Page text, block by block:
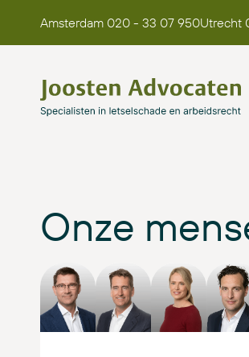
Amsterdam 020 - 33 07 950Utrecht
Onze